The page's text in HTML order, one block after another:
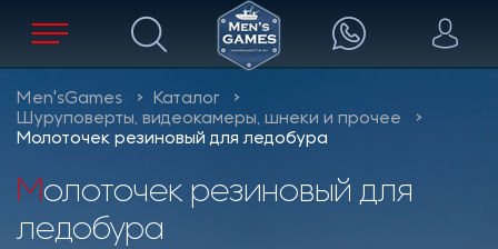
Men'sGames
Каталог
Шуруповерты, видеокамеры, шнеки и прочее
Молоточек резиновый для ледобура
Молоточек резиновый для
ледобура